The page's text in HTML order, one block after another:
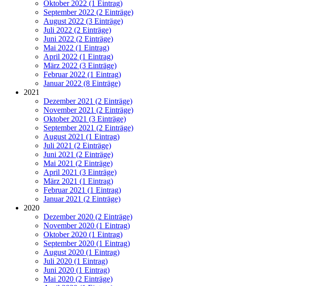
Oktober 2022 (1 Eintrag)
September 2022 (2 Einträge)
August 2022 (3 Einträge)
Juli 2022 (2 Einträge)
Juni 2022 (2 Einträge)
Mai 2022 (1 Eintrag)
April 2022 (1 Eintrag)
März 2022 (3 Einträge)
Februar 2022 (1 Eintrag)
Januar 2022 (8 Einträge)
2021
Dezember 2021 (2 Einträge)
November 2021 (2 Einträge)
Oktober 2021 (3 Einträge)
September 2021 (2 Einträge)
August 2021 (1 Eintrag)
Juli 2021 (2 Einträge)
Juni 2021 (2 Einträge)
Mai 2021 (2 Einträge)
April 2021 (3 Einträge)
März 2021 (1 Eintrag)
Februar 2021 (1 Eintrag)
Januar 2021 (2 Einträge)
2020
Dezember 2020 (2 Einträge)
November 2020 (1 Eintrag)
Oktober 2020 (1 Eintrag)
September 2020 (1 Eintrag)
August 2020 (1 Eintrag)
Juli 2020 (1 Eintrag)
Juni 2020 (1 Eintrag)
Mai 2020 (2 Einträge)